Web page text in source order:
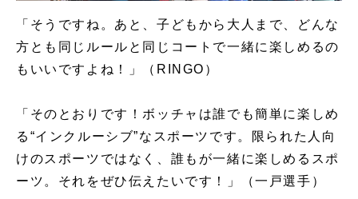
「そうですね。あと、子どもから大人まで、どんな
方とも同じルールと同じコートで一緒に楽しめるの
もいいですよね！」（RINGO）
「そのとおりです！ボッチャは誰でも簡単に楽しめ
る“インクルーシブ”なスポーツです。限られた人向
けのスポーツではなく、誰もが一緒に楽しめるスポ
ーツ。それをぜひ伝えたいです！」（一戸選手）